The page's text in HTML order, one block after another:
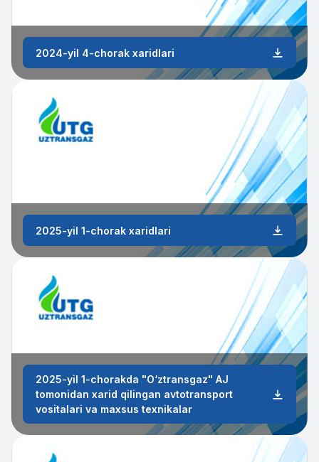
2024-yil 4-chorak xaridlari
2025-yil 1-chorak xaridlari
2025-yil 1-chorakda "O‘ztransgaz" AJ
tomonidan xarid qilingan avtotransport
vositalari va maxsus texnikalar